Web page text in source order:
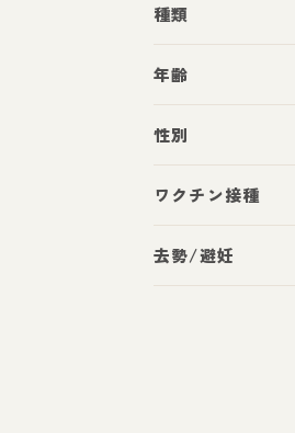
種類
年齢
性別
ワクチン接種
去勢/避妊